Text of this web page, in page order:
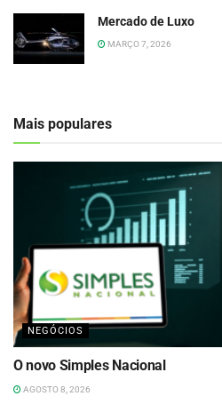
Mercado de Luxo
MARÇO 7, 2026
Mais populares
NEGÓCIOS
O novo Simples Nacional
AGOSTO 8, 2026